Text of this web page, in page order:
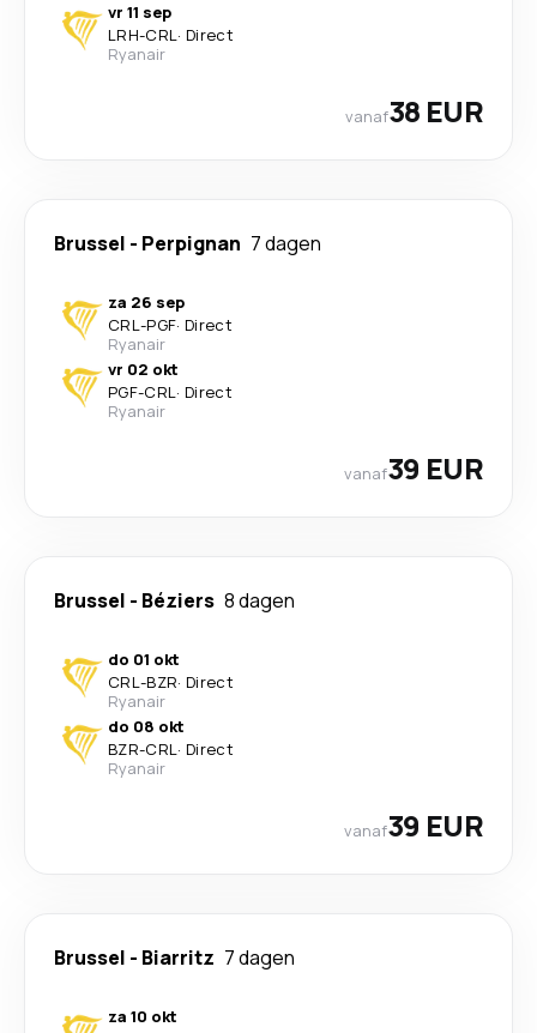
vr 11 sep
LRH-CRL· Direct
Ryanair
vanaf38 EUR
Brussel - Perpignan 7 dagen
za 26 sep
CRL-PGF· Direct
Ryanair
vr 02 okt
PGF-CRL· Direct
Ryanair
vanaf39 EUR
Brussel - Béziers 8 dagen
do 01 okt
CRL-BZR· Direct
Ryanair
do 08 okt
BZR-CRL· Direct
Ryanair
vanaf39 EUR
Brussel - Biarritz 7 dagen
za 10 okt